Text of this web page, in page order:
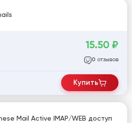
15.50 ₽
0 отзывов
Купить
Mail Active IMAP/WEB доступ